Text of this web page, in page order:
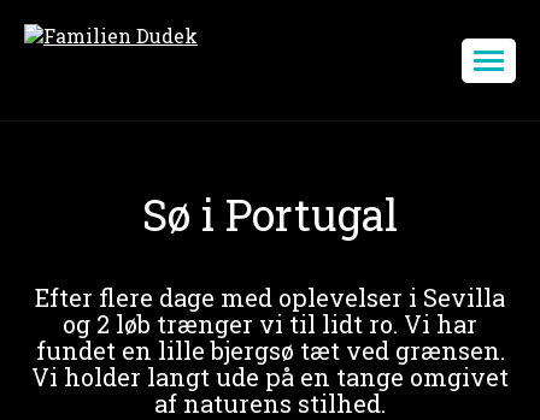
Sø i Portugal
Efter flere dage med oplevelser i Sevilla
og 2 løb trænger vi til lidt ro. Vi har
fundet en lille bjergsø tæt ved grænsen.
Vi holder langt ude på en tange omgivet
af naturens stilhed.